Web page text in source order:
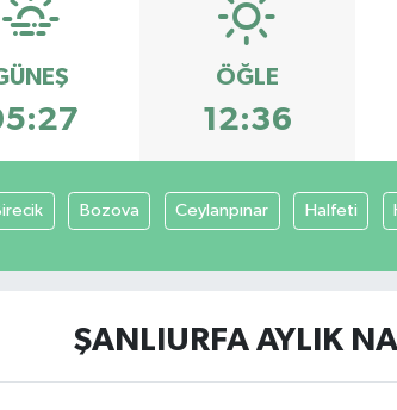
ÖĞLE
12:36
Bozova Ceylanpınar Halfeti
ŞANLIURFA AYLIK